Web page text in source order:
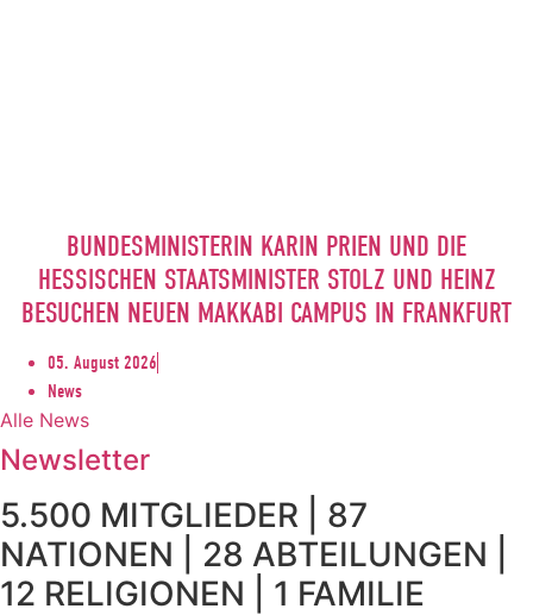
BUNDESMINISTERIN KARIN PRIEN UND DIE
HESSISCHEN STAATSMINISTER STOLZ UND HEINZ
BESUCHEN NEUEN MAKKABI CAMPUS IN FRANKFURT
05. August 2026
News
Alle News
Newsletter
5.500 MITGLIEDER | 87
NATIONEN | 28 ABTEILUNGEN |
12 RELIGIONEN | 1 FAMILIE